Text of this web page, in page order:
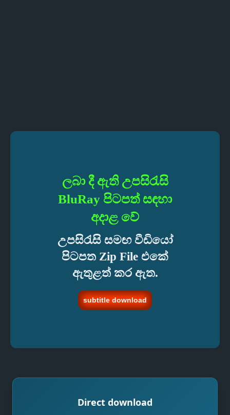
ලබා දී ඇති උපසිරැසි
BluRay පිටපත් සඳහා
අදාළ වේ
උපසිරැසි සමඟ වීඩියෝ
පිටපත Zip File එකේ
ඇතුළත් කර ඇත.
subtitle download
Direct download